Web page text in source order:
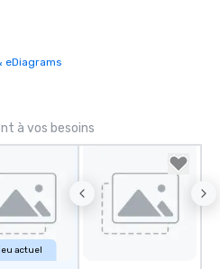
eDiagrams
à vos besoins
actuel